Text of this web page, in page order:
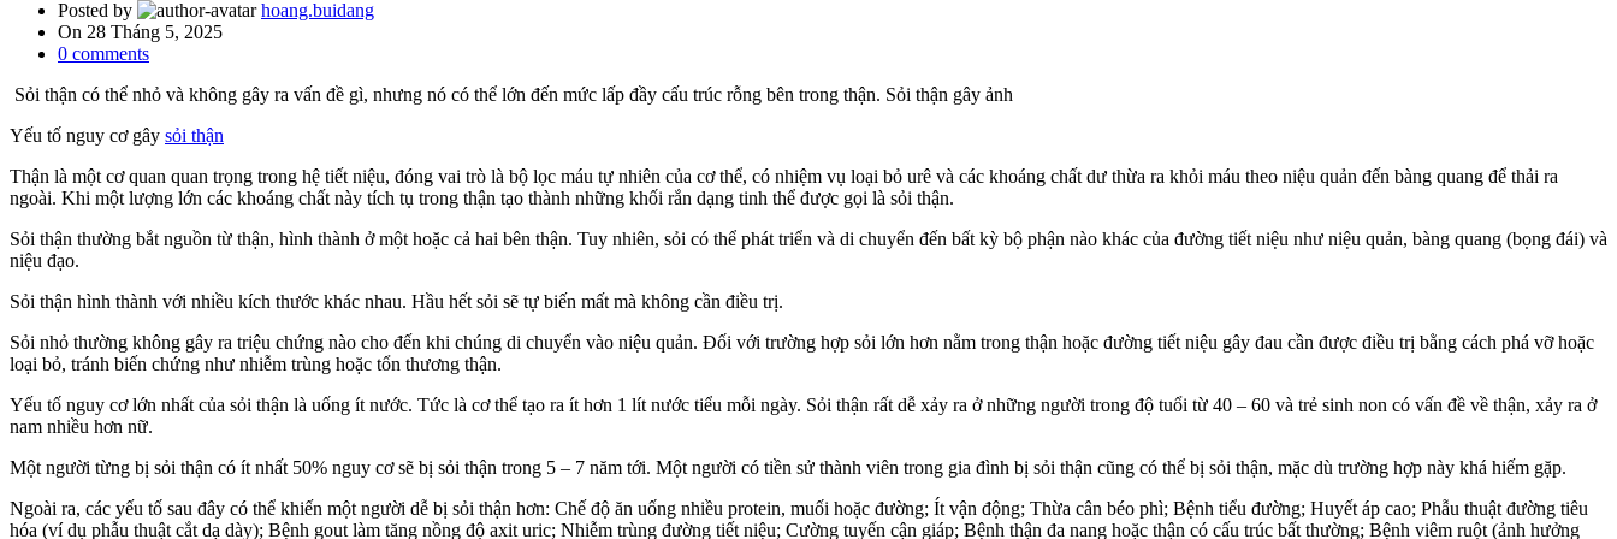
Posted by
hoang.buidang
On 28 Tháng 5, 2025
0 comments
Sỏi thận có thể nhỏ và không gây ra vấn đề gì, nhưng nó có thể lớn đến mức lấp đầy cấu trúc rỗng bên trong thận. Sỏi thận gây ảnh
Yếu tố nguy cơ gây sỏi thận
Thận là một cơ quan quan trọng trong hệ tiết niệu, đóng vai trò là bộ lọc máu tự nhiên của cơ thể, có nhiệm vụ loại bỏ urê và các khoáng chất dư thừa ra khỏi máu theo niệu quản đến bàng quang để thải ra
ngoài. Khi một lượng lớn các khoáng chất này tích tụ trong thận tạo thành những khối rắn dạng tinh thể được gọi là sỏi thận.
Sỏi thận thường bắt nguồn từ thận, hình thành ở một hoặc cả hai bên thận. Tuy nhiên, sỏi có thể phát triển và di chuyển đến bất kỳ bộ phận nào khác của đường tiết niệu như niệu quản, bàng quang (bọng đái) và
niệu đạo.
Sỏi thận hình thành với nhiều kích thước khác nhau. Hầu hết sỏi sẽ tự biến mất mà không cần điều trị.
Sỏi nhỏ thường không gây ra triệu chứng nào cho đến khi chúng di chuyển vào niệu quản. Đối với trường hợp sỏi lớn hơn nằm trong thận hoặc đường tiết niệu gây đau cần được điều trị bằng cách phá vỡ hoặc
loại bỏ, tránh biến chứng như nhiễm trùng hoặc tổn thương thận.
Yếu tố nguy cơ lớn nhất của sỏi thận là uống ít nước. Tức là cơ thể tạo ra ít hơn 1 lít nước tiểu mỗi ngày. Sỏi thận rất dễ xảy ra ở những người trong độ tuổi từ 40 – 60 và trẻ sinh non có vấn đề về thận, xảy ra ở
nam nhiều hơn nữ.
Một người từng bị sỏi thận có ít nhất 50% nguy cơ sẽ bị sỏi thận trong 5 – 7 năm tới. Một người có tiền sử thành viên trong gia đình bị sỏi thận cũng có thể bị sỏi thận, mặc dù trường hợp này khá hiếm gặp.
Ngoài ra, các yếu tố sau đây có thể khiến một người dễ bị sỏi thận hơn: Chế độ ăn uống nhiều protein, muối hoặc đường; Ít vận động; Thừa cân béo phì; Bệnh tiểu đường; Huyết áp cao; Phẫu thuật đường tiêu
hóa (ví dụ phẫu thuật cắt dạ dày); Bệnh gout làm tăng nồng độ axit uric; Nhiễm trùng đường tiết niệu; Cường tuyến cận giáp; Bệnh thận đa nang hoặc thận có cấu trúc bất thường; Bệnh viêm ruột (ảnh hưởng